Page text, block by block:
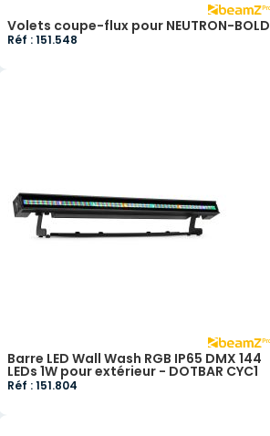
Volets coupe-flux pour NEUTRON-BOLD
Réf : 151.548
Barre LED Wall Wash RGB IP65 DMX 144
LEDs 1W pour extérieur - DOTBAR CYC1
Réf : 151.804